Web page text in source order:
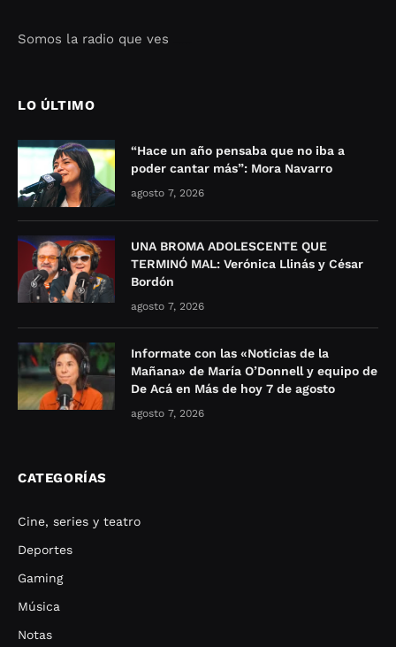
Somos la radio que ves
LO ÚLTIMO
“Hace un año pensaba que no iba a
poder cantar más”: Mora Navarro
agosto 7, 2026
UNA BROMA ADOLESCENTE QUE
TERMINÓ MAL: Verónica Llinás y César
Bordón
agosto 7, 2026
Informate con las «Noticias de la
Mañana» de María O’Donnell y equipo de
De Acá en Más de hoy 7 de agosto
agosto 7, 2026
CATEGORÍAS
Cine, series y teatro
Deportes
Gaming
Música
Notas